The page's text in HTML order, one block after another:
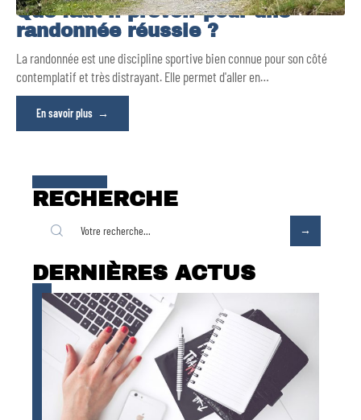
Que faut-il prévoir pour une
randonnée réussie ?
La randonnée est une discipline sportive bien connue pour son côté
contemplatif et très distrayant. Elle permet d'aller en…
En savoir plus
RECHERCHE
DERNIÈRES ACTUS